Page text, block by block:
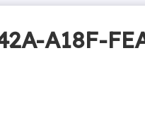
A18F-